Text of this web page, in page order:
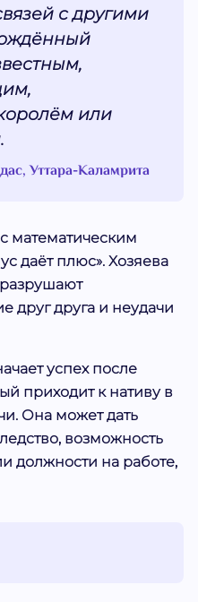
с другими
или
Уттара-Каламрита
математическим
даёт плюс». Хозяева
друг друга и неудачи
успех после
приходит к нативу в
Она может дать
возможность
должности на работе,